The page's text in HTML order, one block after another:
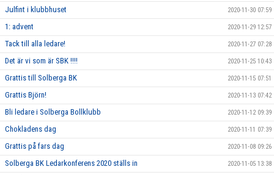
Julfint i klubbhuset 2020-11-30 07:59
1: advent 2020-11-29 12:57
Tack till alla ledare! 2020-11-27 07:28
Det är vi som är SBK !!!! 2020-11-25 10:43
Grattis till Solberga BK 2020-11-15 07:51
Grattis Björn! 2020-11-13 07:42
Bli ledare i Solberga Bollklubb 2020-11-12 09:39
Chokladens dag 2020-11-11 07:39
Grattis på fars dag 2020-11-08 09:26
Solberga BK Ledarkonferens 2020 ställs in 2020-11-05 13:38